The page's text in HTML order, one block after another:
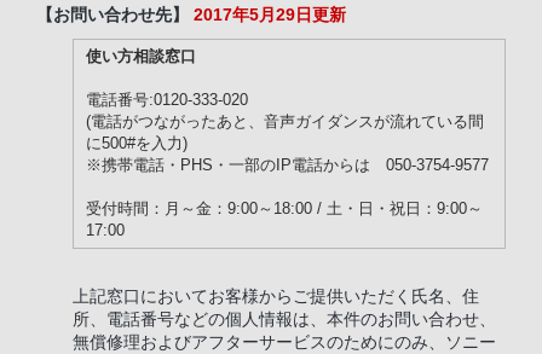
【お問い合わせ先】 2017年5月29日更新
使い方相談窓口
電話番号:0120-333-020
(電話がつながったあと、音声ガイダンスが流れている間
に500#を入力)
※携帯電話・PHS・一部のIP電話からは 050-3754-9577
受付時間：月～金：9:00～18:00 / 土・日・祝日：9:00～
17:00
上記窓口においてお客様からご提供いただく氏名、住
所、電話番号などの個人情報は、本件のお問い合わせ、
無償修理およびアフターサービスのためにのみ、ソニー